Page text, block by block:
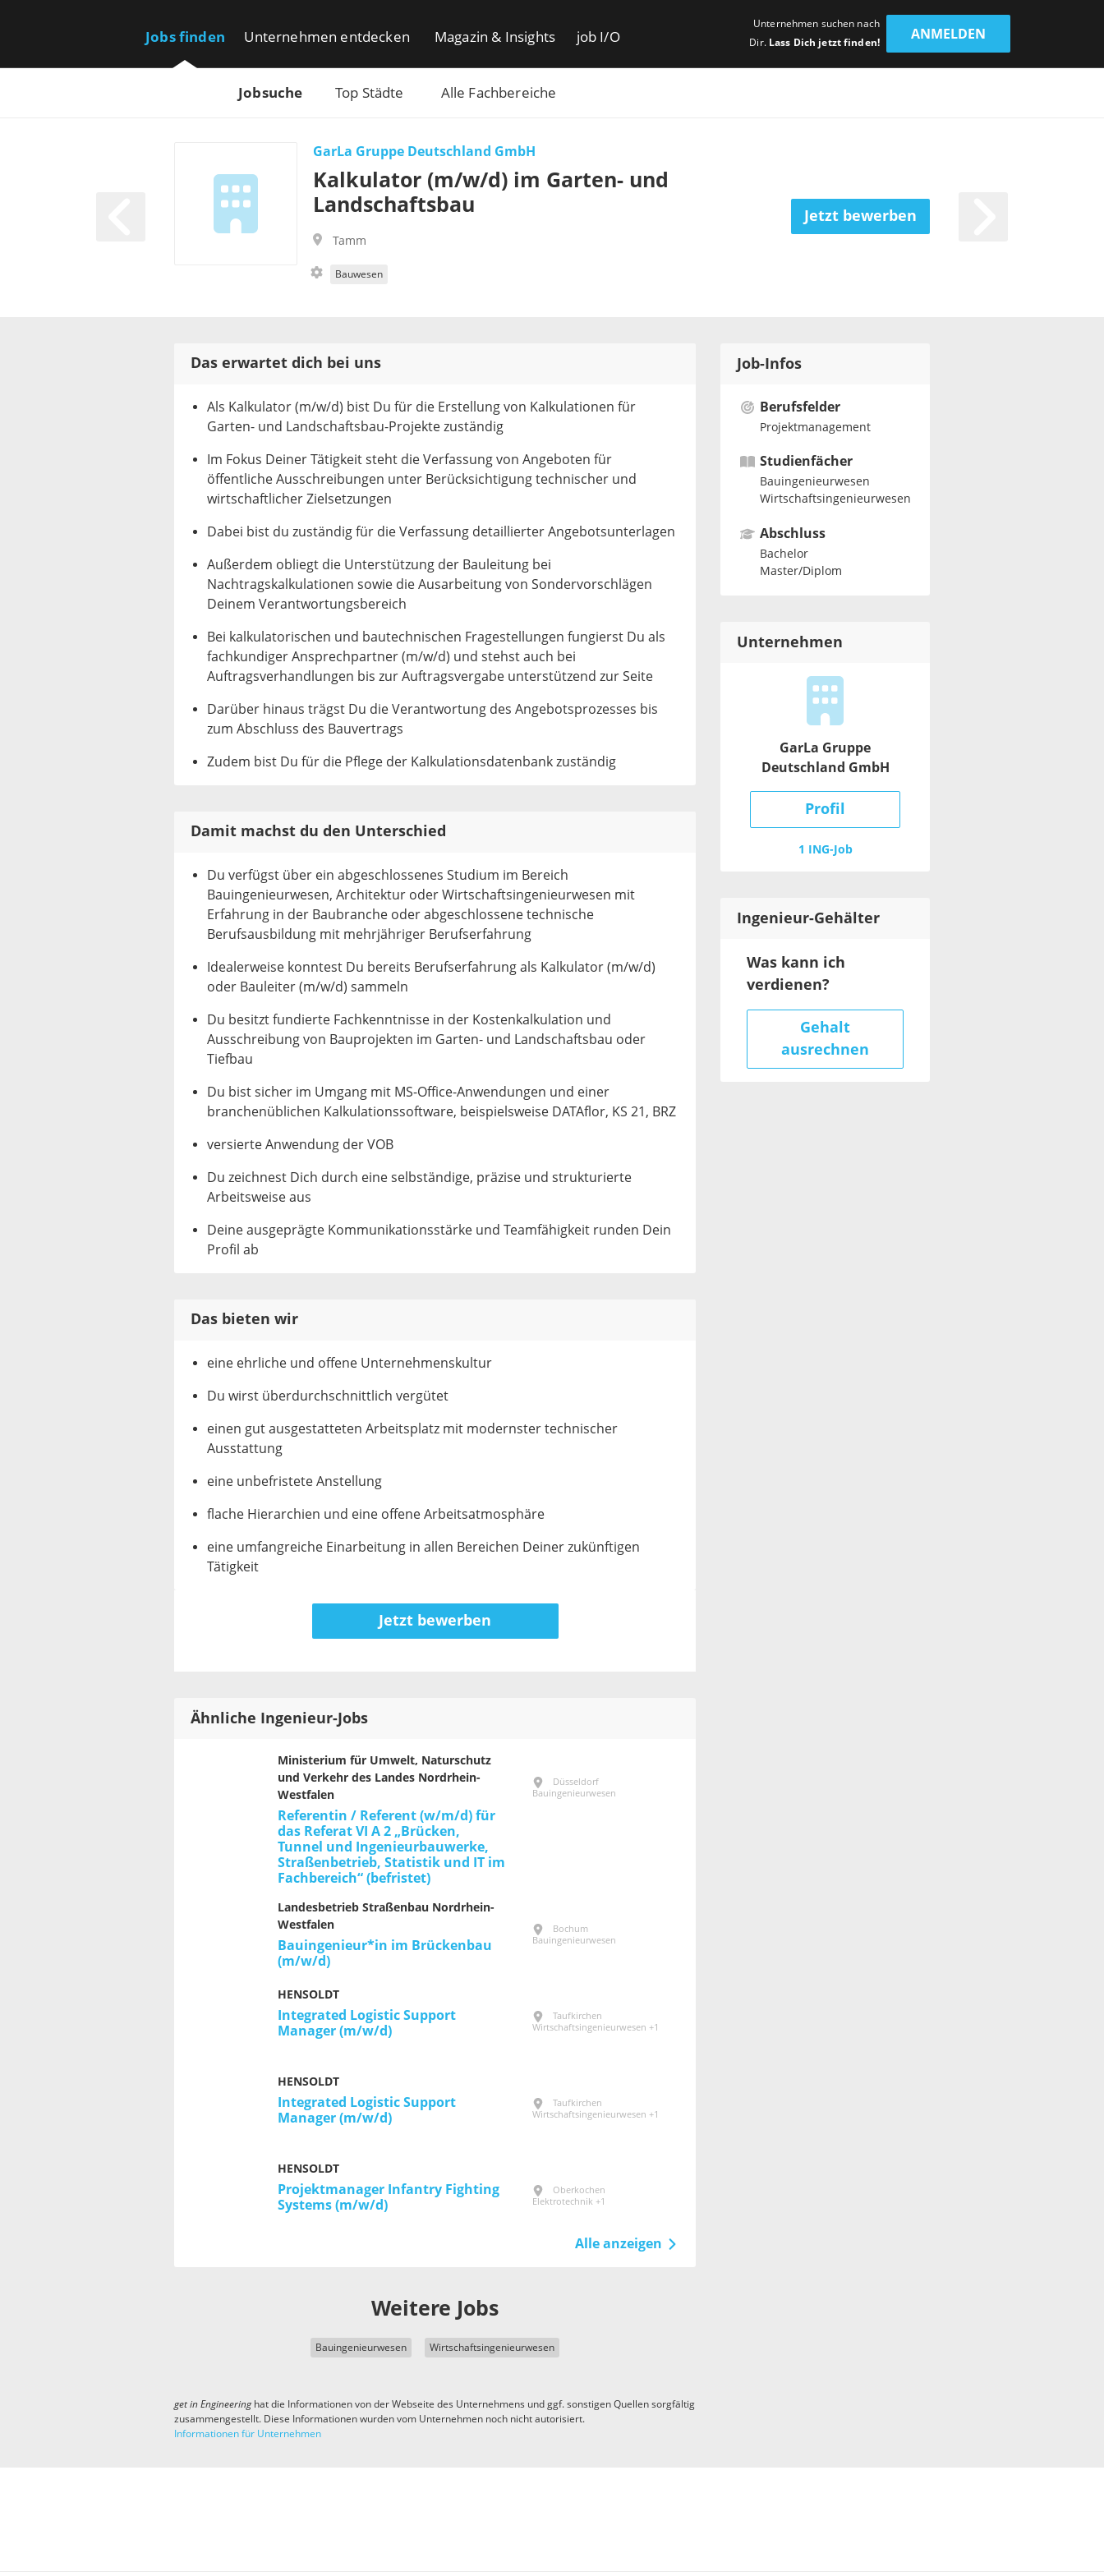
Jobs finden
Jobsuche Top Städte Alle Fachbereiche
Unternehmen entdecken Magazin & Insights job I/O
Unternehmen suchen nach
Dir. Lass Dich jetzt finden!
ANMELDEN
GarLa Gruppe Deutschland GmbH
Kalkulator (m/w/d) im Garten- und
Landschaftsbau
Tamm
Bauwesen
Jetzt bewerben
Das erwartet dich bei uns
Als Kalkulator (m/w/d) bist Du für die Erstellung von Kalkulationen für
Garten- und Landschaftsbau-Projekte zuständig
Im Fokus Deiner Tätigkeit steht die Verfassung von Angeboten für
öffentliche Ausschreibungen unter Berücksichtigung technischer und
wirtschaftlicher Zielsetzungen
Dabei bist du zuständig für die Verfassung detaillierter Angebotsunterlagen
Außerdem obliegt die Unterstützung der Bauleitung bei
Nachtragskalkulationen sowie die Ausarbeitung von Sondervorschlägen
Deinem Verantwortungsbereich
Bei kalkulatorischen und bautechnischen Fragestellungen fungierst Du als
fachkundiger Ansprechpartner (m/w/d) und stehst auch bei
Auftragsverhandlungen bis zur Auftragsvergabe unterstützend zur Seite
Darüber hinaus trägst Du die Verantwortung des Angebotsprozesses bis
zum Abschluss des Bauvertrags
Zudem bist Du für die Pflege der Kalkulationsdatenbank zuständig
Damit machst du den Unterschied
Du verfügst über ein abgeschlossenes Studium im Bereich
Bauingenieurwesen, Architektur oder Wirtschaftsingenieurwesen mit
Erfahrung in der Baubranche oder abgeschlossene technische
Berufsausbildung mit mehrjähriger Berufserfahrung
Idealerweise konntest Du bereits Berufserfahrung als Kalkulator (m/w/d)
oder Bauleiter (m/w/d) sammeln
Du besitzt fundierte Fachkenntnisse in der Kostenkalkulation und
Ausschreibung von Bauprojekten im Garten- und Landschaftsbau oder
Tiefbau
Du bist sicher im Umgang mit MS-Office-Anwendungen und einer
branchenüblichen Kalkulationssoftware, beispielsweise DATAflor, KS 21, BRZ
versierte Anwendung der VOB
Du zeichnest Dich durch eine selbständige, präzise und strukturierte
Arbeitsweise aus
Deine ausgeprägte Kommunikationsstärke und Teamfähigkeit runden Dein
Profil ab
Das bieten wir
eine ehrliche und offene Unternehmenskultur
Du wirst überdurchschnittlich vergütet
einen gut ausgestatteten Arbeitsplatz mit modernster technischer
Ausstattung
eine unbefristete Anstellung
flache Hierarchien und eine offene Arbeitsatmosphäre
eine umfangreiche Einarbeitung in allen Bereichen Deiner zukünftigen
Tätigkeit
Jetzt bewerben
Job-Infos
Berufsfelder
Projektmanagement
Studienfächer
Bauingenieurwesen
Wirtschaftsingenieurwesen
Abschluss
Bachelor
Master/Diplom
Unternehmen
GarLa Gruppe
Deutschland GmbH
Profil
1 ING-Job
Ingenieur-Gehälter
Was kann ich
verdienen?
Gehalt
ausrechnen
Ähnliche Ingenieur-Jobs
Ministerium für Umwelt, Naturschutz
und Verkehr des Landes Nordrhein-
Westfalen
Referentin / Referent (w/m/d) für
das Referat VI A 2 „Brücken,
Tunnel und Ingenieurbauwerke,
Straßenbetrieb, Statistik und IT im
Fachbereich“ (befristet)
Düsseldorf
Bauingenieurwesen
Landesbetrieb Straßenbau Nordrhein-
Westfalen
Bauingenieur*in im Brückenbau
(m/w/d)
Bochum
Bauingenieurwesen
HENSOLDT
Integrated Logistic Support
Manager (m/w/d)
Taufkirchen
Wirtschaftsingenieurwesen +1
HENSOLDT
Integrated Logistic Support
Manager (m/w/d)
Taufkirchen
Wirtschaftsingenieurwesen +1
HENSOLDT
Projektmanager Infantry Fighting
Systems (m/w/d)
Oberkochen
Elektrotechnik +1
Alle anzeigen
Weitere Jobs
Bauingenieurwesen Wirtschaftsingenieurwesen
get in Engineeringhat die Informationen von der Webseite des Unternehmens und ggf. sonstigen Quellen sorgfältig
zusammengestellt. Diese Informationen wurden vom Unternehmen noch nicht autorisiert.
Informationen für Unternehmen